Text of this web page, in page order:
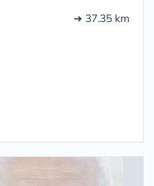
➔ 37.35 km